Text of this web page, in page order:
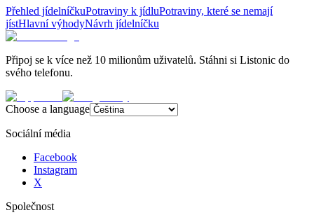
Přehled jídelníčkuPotraviny k jídluPotraviny, které se nemají
jístHlavní výhodyNávrh jídelníčku
Připoj se k více než 10 milionům uživatelů. Stáhni si Listonic do
svého telefonu.
Choose a language
Sociální média
Facebook
Instagram
X
Společnost